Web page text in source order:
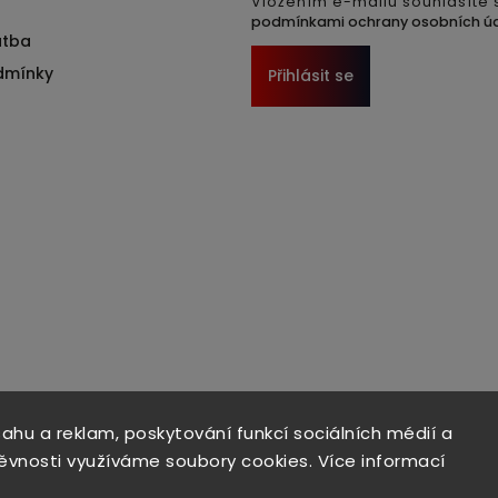
a reklam, poskytování funkcí sociálních médií a
využíváme soubory cookies. Více informací
podmínkami ochrany osobních
Přihlásit se